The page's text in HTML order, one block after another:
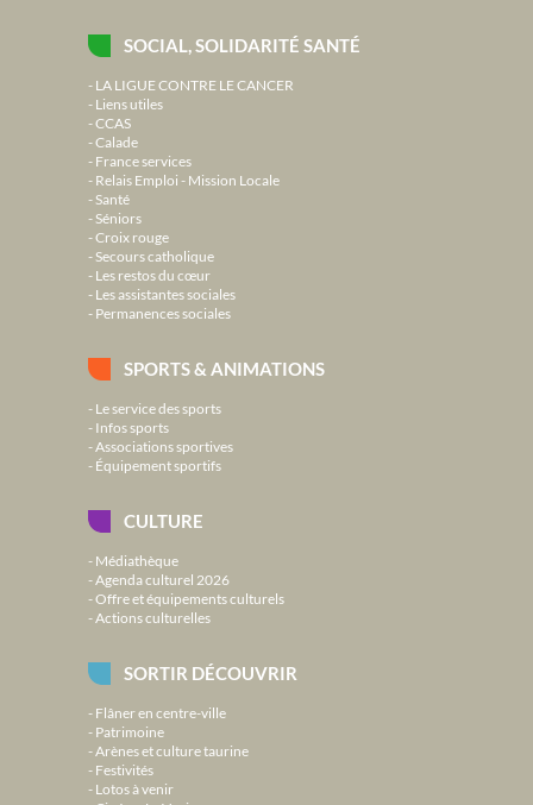
SOCIAL, SOLIDARITÉ SANTÉ
LA LIGUE CONTRE LE CANCER
Liens utiles
CCAS
Calade
France services
Relais Emploi - Mission Locale
Santé
Séniors
Croix rouge
Secours catholique
Les restos du cœur
Les assistantes sociales
Permanences sociales
SPORTS & ANIMATIONS
Le service des sports
Infos sports
Associations sportives
Équipement sportifs
CULTURE
Médiathèque
Agenda culturel 2026
Offre et équipements culturels
Actions culturelles
SORTIR DÉCOUVRIR
Flâner en centre-ville
Patrimoine
Arènes et culture taurine
Festivités
Lotos à venir